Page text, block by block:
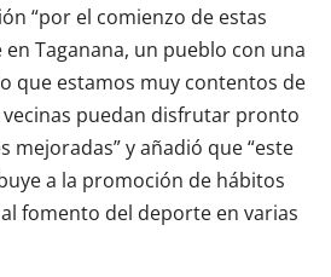
“por el comienzo de estas
Taganana, un pueblo con una
que estamos muy contentos de
vecinas puedan disfrutar pronto
mejoradas” y añadió que “este
a la promoción de hábitos
fomento del deporte en varias